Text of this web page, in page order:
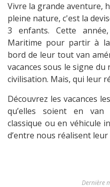
Vivre la grande aventure,
pleine nature, c'est la
3 enfants. Cette
Maritime pour partir à la
bord de leur tout van
vacances sous le signe
civilisation. Mais, qui leur
Découvrez les vacances
qu’elles soient en van
classique ou en véhicule
d’entre nous réalisent
Dernière